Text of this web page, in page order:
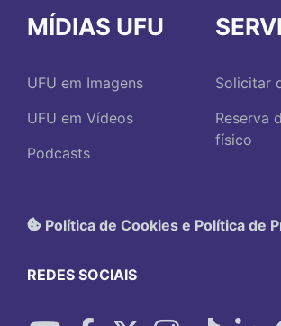
MÍDIAS UFU
UFU em Imagens
UFU em Vídeos
Podcasts
Solicitar
Reserva
físico
Política de Cookies e Política de
REDES SOCIAIS